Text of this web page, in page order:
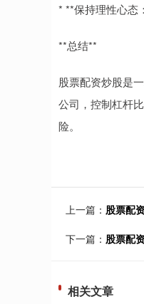
* **保持理性心态
**总结**
股票配资炒股是
公司，控制杠杆
险。
上一篇： 股票配
下一篇： 股票配
相关文章